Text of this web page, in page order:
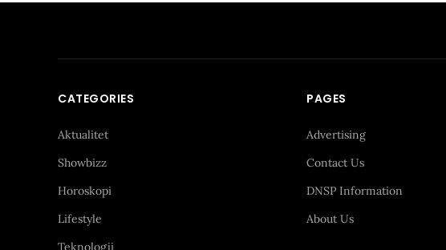
CATEGORIES
Aktualitet
Showbizz
Horoskopi
Lifestyle
Teknologji
PAGES
Advertising
Contact Us
DNSP Information
About Us